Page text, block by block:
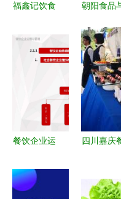
福鑫记饮食
餐饮管理的
系统化智慧
朝阳食品
融合提升餐
饮食材供
链实力
餐饮企业运
模块一 · 餐
四川嘉庆
公司 专业
餐饮供应